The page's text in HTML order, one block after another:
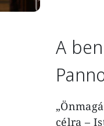
A
célra –